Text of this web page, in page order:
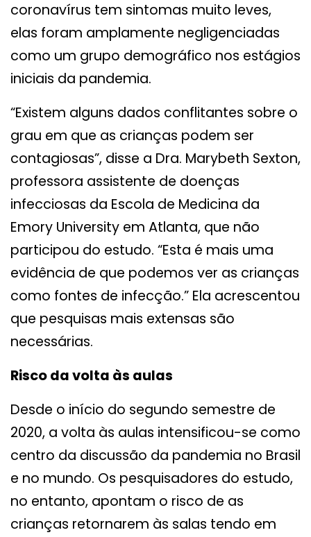
coronavírus tem sintomas muito leves,
elas foram amplamente negligenciadas
como um grupo demográfico nos estágios
iniciais da pandemia.
“Existem alguns dados conflitantes sobre o
grau em que as crianças podem ser
contagiosas”, disse a Dra. Marybeth Sexton,
professora assistente de doenças
infecciosas da Escola de Medicina da
Emory University em Atlanta, que não
participou do estudo. “Esta é mais uma
evidência de que podemos ver as crianças
como fontes de infecção.” Ela acrescentou
que pesquisas mais extensas são
necessárias.
Risco da volta às aulas
Desde o início do segundo semestre de
2020, a volta às aulas intensificou-se como
centro da discussão da pandemia no Brasil
e no mundo. Os pesquisadores do estudo,
no entanto, apontam o risco de as
crianças retornarem às salas tendo em